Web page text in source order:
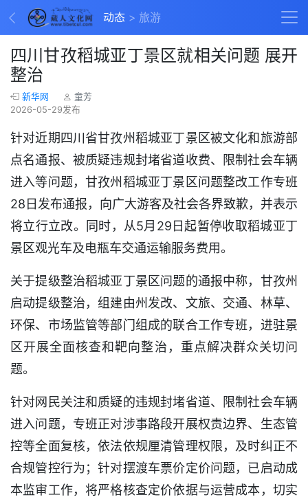
动态 旅游
四川甘孜稻城亚丁景区就相关问题 展开
整治
新华网
童芳
2026-05-29发布
针对近期四川省甘孜州稻城亚丁景区被文化和旅游部
点名通报、被质疑违规封堵省道收费、限制社会车辆
进入等问题，甘孜州稻城亚丁景区问题整改工作专班
28日发布通报，向广大游客及社会各界致歉，并表示
将立行立改。同时，从5月29日起暂停收取稻城亚丁
景区观光车及电瓶车交通运输服务费用。
关于提级整治稻城亚丁景区问题的通报中称，甘孜州
启动提级整治，组建由州发改、文旅、交通、林草、
环保、市场监管等部门组成的联合工作专班，进驻景
区开展全面核查和靶向整治，重点解决群众关切问
题。
针对网民关注和质疑的违规封堵省道、限制社会车辆
进入问题，专班正对涉事路段开展权责边界、生态管
控等全面复核，依法依规厘清管理权限，及时纠正不
合规管控行为；针对摆渡车票价定价问题，已启动成
本监审工作，将严格核查定价依据与运营成本，切实